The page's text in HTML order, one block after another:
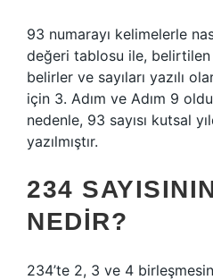
93 numarayı kelimelerle
değeri tablosu ile, belirtilen
belirler ve sayıları yazılı
için 3. Adım ve Adım 9
nedenle, 93 sayısı kutsal
yazılmıştır.
234
NEDIR?
234’te 2, 3 ve 4